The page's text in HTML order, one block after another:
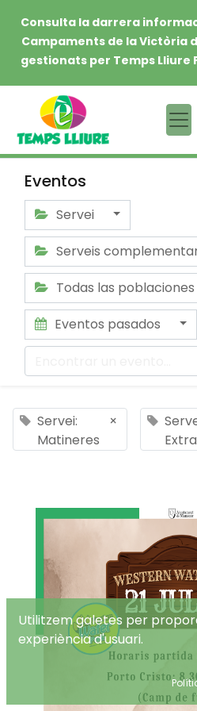
Consulta la darrera
Campaments de la Victòria
gestionats per Temps Lliure
Eventos
Servei
Serveis
Todas las poblaciones
Eventos pasados
Servei:
Matineres
×
Utilitzem galetes per
experiència d'usuari.